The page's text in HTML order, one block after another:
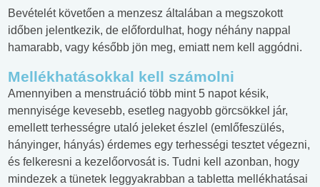
Bevételét követően a menzesz általában a megszokott
időben jelentkezik, de előfordulhat, hogy néhány nappal
hamarabb, vagy később jön meg, emiatt nem kell aggódni.
Mellékhatásokkal kell számolni
Amennyiben a menstruáció több mint 5 napot késik,
mennyisége kevesebb, esetleg nagyobb görcsökkel jár,
emellett terhességre utaló jeleket észlel (emlőfeszülés,
hányinger, hányás) érdemes egy terhességi tesztet végezni,
és felkeresni a kezelőorvosát is. Tudni kell azonban, hogy
mindezek a tünetek leggyakrabban a tabletta mellékhatásai